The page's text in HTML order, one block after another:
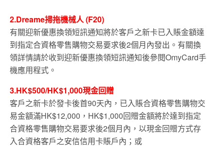
2.Dreame掃拖機械人 (F20)
有關迎新優惠換領短訊通知將於客戶之新卡已入賬金額達
到指定合資格零售購物交易要求後2個月內發出。有關換
領詳情請於收到迎新優惠換領短訊通知後參閱OmyCard手
機應用程式。
3.HK$500/HK$1,000現金回贈
客戶之新卡於發卡後首90天內，已入賬合資格零售購物交
易金額滿HK$12,000，HK$1,000回贈金額將於達到指定
合資格零售購物交易要求後2個月內，以現金回贈方式存
入合資格客戶之安信信用卡賬戶內；或